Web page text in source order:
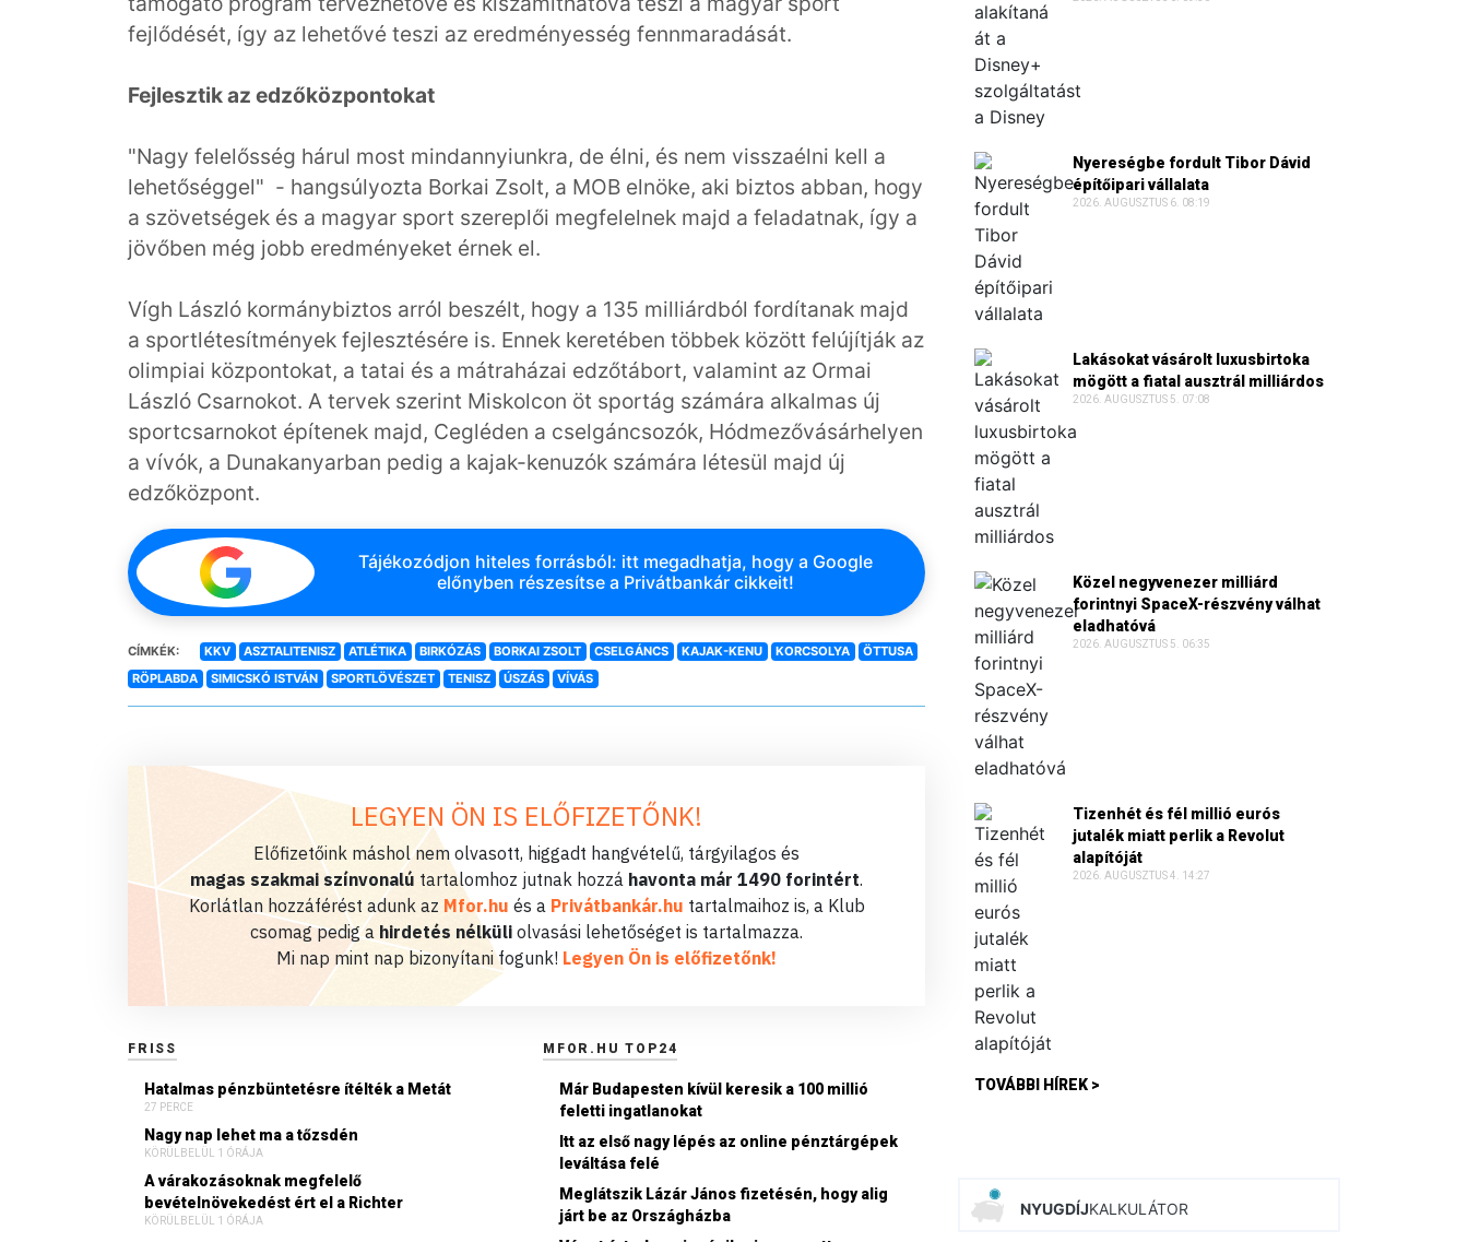
fejlődését, így az lehetővé teszi az eredményesség fennmaradását.
Fejlesztik az edzőközpontokat
"Nagy felelősség hárul most mindannyiunkra, de élni, és nem visszaélni kell a
lehetőséggel" - hangsúlyozta Borkai Zsolt, a MOB elnöke, aki biztos abban, hogy
a szövetségek és a magyar sport szereplői megfelelnek majd a feladatnak, így a
jövőben még jobb eredményeket érnek el.
Vígh László kormánybiztos arról beszélt, hogy a 135 milliárdból fordítanak majd
a sportlétesítmények fejlesztésére is. Ennek keretében többek között felújítják az
olimpiai központokat, a tatai és a mátraházai edzőtábort, valamint az Ormai
László Csarnokot. A tervek szerint Miskolcon öt sportág számára alkalmas új
sportcsarnokot építenek majd, Cegléden a cselgáncsozók, Hódmezővásárhelyen
a vívók, a Dunakanyarban pedig a kajak-kenuzók számára létesül majd új
edzőközpont.
Tájékozódjon hiteles forrásból: itt megadhatja, hogy a Google
előnyben részesítse a Privátbankár cikkeit!
CÍMKÉK: KKV ASZTALITENISZ ATLÉTIKA BIRKÓZÁS BORKAI ZSOLT CSELGÁNCS KAJAK-KENU KORCSOLYA
ÖTTUSA
RÖPLABDA
SIMICSKÓ ISTVÁN SPORTLÖVÉSZET TENISZ ÚSZÁS VÍVÁS
LEGYEN ÖN IS ELŐFIZETŐNK!
Előfizetőink máshol nem olvasott, higgadt hangvételű, tárgyilagos és
magas szakmai színvonalú tartalomhoz jutnak hozzá havonta már 1490 forintért.
Korlátlan hozzáférést adunk az Mfor.hu és a Privátbankár.hu tartalmaihoz is, a Klub
csomag pedig a hirdetés nélküli olvasási lehetőséget is tartalmazza.
Mi nap mint nap bizonyítani fogunk! Legyen Ön is előfizetőnk!
FRISS
Hatalmas pénzbüntetésre ítélték a Metát
27 PERCE
Nagy nap lehet ma a tőzsdén
KÖRÜLBELÜL 1 ÓRÁJA
A várakozásoknak megfelelő
bevételnövekedést ért el a Richter
KÖRÜLBELÜL 1 ÓRÁJA
MFOR.HU TOP24
Már Budapesten kívül keresik a 100 millió
feletti ingatlanokat
Itt az első nagy lépés az online pénztárgépek
leváltása felé
Meglátszik Lázár János fizetésén, hogy alig
járt be az Országházba
Nyereségbe fordult Tibor Dávid
építőipari vállalata
2026. AUGUSZTUS 6. 08:19
Lakásokat vásárolt luxusbirtoka
mögött a fiatal ausztrál milliárdos
2026. AUGUSZTUS 5. 07:08
Közel negyvenezer milliárd
forintnyi SpaceX-részvény válhat
eladhatóvá
2026. AUGUSZTUS 5. 06:35
Tizenhét és fél millió eurós
jutalék miatt perlik a Revolut
alapítóját
2026. AUGUSZTUS 4. 14:27
TOVÁBBI HÍREK >
NYUGDÍJKALKULÁTOR